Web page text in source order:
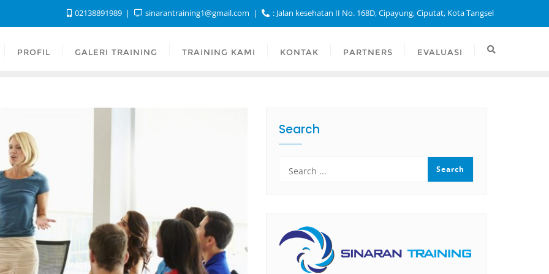
02138891989 sinarantraining1@gmail.com : Jalan kesehatan II No. 168D, Cipayung, Ciputat, Kota Tangsel
PROFIL GALERI TRAINING TRAINING KAMI KONTAK PARTNERS EVALUASI
Search